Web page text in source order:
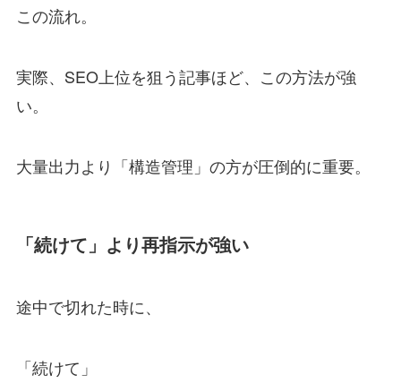
この流れ。
実際、SEO上位を狙う記事ほど、この方法が強
い。
大量出力より「構造管理」の方が圧倒的に重要。
「続けて」より再指示が強い
途中で切れた時に、
「続けて」